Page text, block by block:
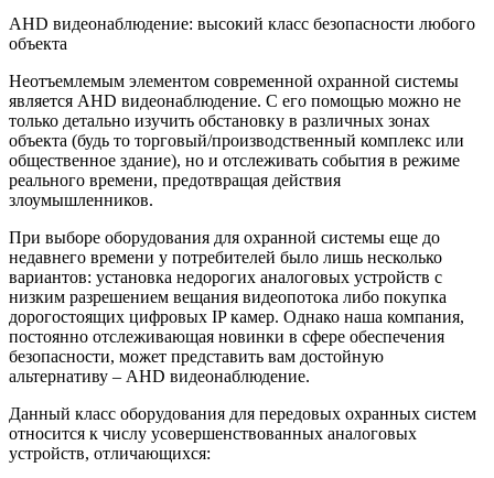
AHD видеонаблюдение: высокий класс безопасности любого
объекта
Неотъемлемым элементом современной охранной системы
является AHD видеонаблюдение. С его помощью можно не
только детально изучить обстановку в различных зонах
объекта (будь то торговый/производственный комплекс или
общественное здание), но и отслеживать события в режиме
реального времени, предотвращая действия
злоумышленников.
При выборе оборудования для охранной системы еще до
недавнего времени у потребителей было лишь несколько
вариантов: установка недорогих аналоговых устройств с
низким разрешением вещания видеопотока либо покупка
дорогостоящих цифровых IP камер. Однако наша компания,
постоянно отслеживающая новинки в сфере обеспечения
безопасности, может представить вам достойную
альтернативу – AHD видеонаблюдение.
Данный класс оборудования для передовых охранных систем
относится к числу усовершенствованных аналоговых
устройств, отличающихся: